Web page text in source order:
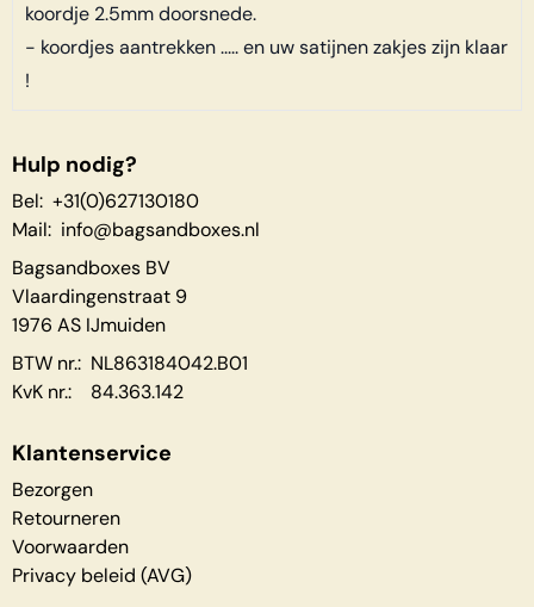
koordje 2.5mm doorsnede.
- koordjes aantrekken ..... en uw satijnen zakjes zijn klaar
!
Hulp nodig?
Bel: +31(0)627130180
Mail: info@bagsandboxes.nl
Bagsandboxes BV
Vlaardingenstraat 9
1976 AS IJmuiden
BTW nr.: NL863184042.B01
KvK nr.: 84.363.142
Klantenservice
Bezorgen
Retourneren
Voorwaarden
Privacy beleid (AVG)